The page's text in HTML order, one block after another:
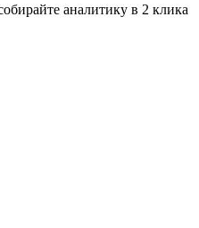
аналитику в 2 клика